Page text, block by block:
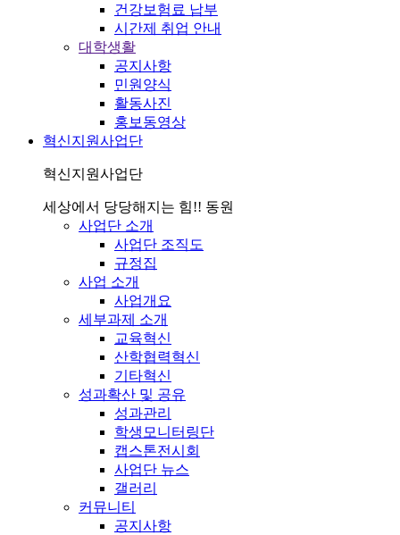
건강보험료 납부
시간제 취업 안내
대학생활
공지사항
민원양식
활동사진
홍보동영상
혁신지원사업단
혁신지원사업단
세상에서 당당해지는 힘!! 동원
사업단 소개
사업단 조직도
규정집
사업 소개
사업개요
세부과제 소개
교육혁신
산학협력혁신
기타혁신
성과확산 및 공유
성과관리
학생모니터링단
캡스톤전시회
사업단 뉴스
갤러리
커뮤니티
공지사항